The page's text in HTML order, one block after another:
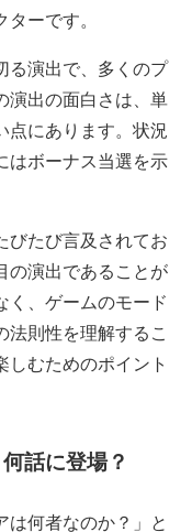
ーです。
る演出で、多くのプ
演出の面白さは、単
点にあります。状況
はボーナス当選を示
びたび言及されてお
の演出であることが
く、ゲームのモード
法則性を理解するこ
しむためのポイント
話に登場？
は何者なのか？」と